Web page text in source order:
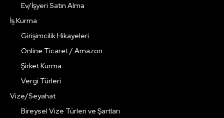
Ev/İşyeri Satın Alma
İş Kurma
Girişimcilik Hikayeleri
Online Ticaret / Amazon
Şirket Kurma
Vergi Türleri
Vize/Seyahat
Bireysel Vize Türleri ve Şartları